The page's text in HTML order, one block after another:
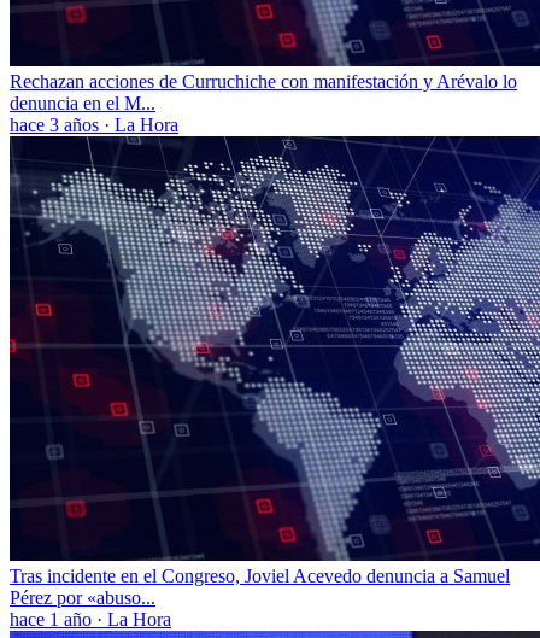
Rechazan acciones de Curruchiche con manifestación y Arévalo lo
denuncia en el M...
hace 3 años · La Hora
Tras incidente en el Congreso, Joviel Acevedo denuncia a Samuel
Pérez por «abuso...
hace 1 año · La Hora